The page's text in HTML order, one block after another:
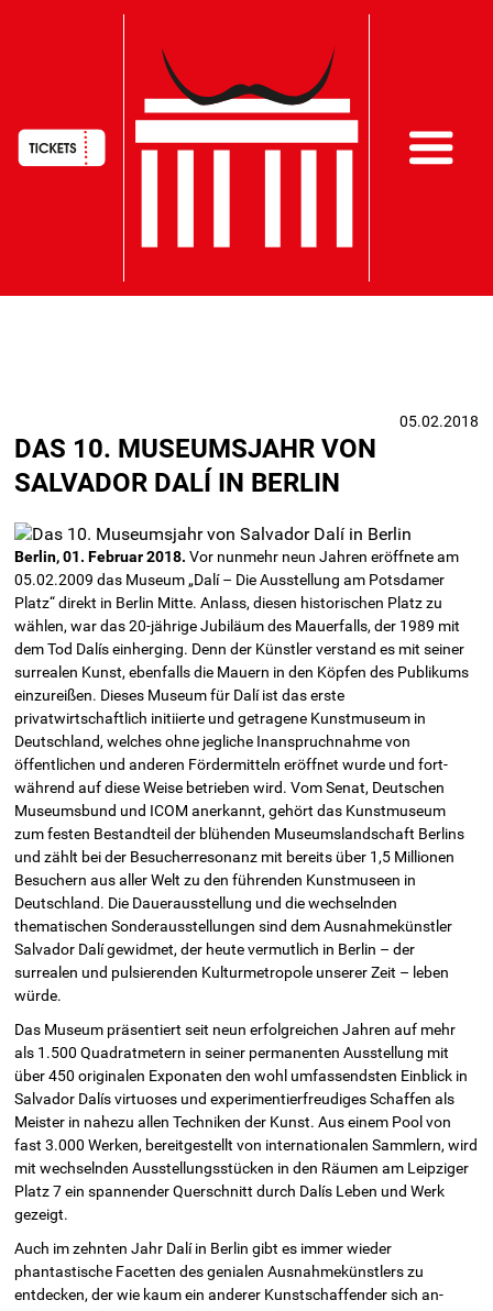
HAUPTNAVIGATION
05.02.2018
DAS 10. MUSEUMSJAHR VON
SALVADOR DALÍ IN BERLIN
Berlin, 01. Februar 2018. Vor nunmehr neun Jahren eröffnete am
05.02.2009 das Museum „Dalí – Die Ausstellung am Potsdamer
Platz“ direkt in Berlin Mitte. Anlass, diesen historischen Platz zu
wählen, war das 20-jährige Jubiläum des Mauerfalls, der 1989 mit
dem Tod Dalís einherging. Denn der Künstler verstand es mit seiner
surrealen Kunst, ebenfalls die Mauern in den Köpfen des Publikums
einzureißen. Dieses Museum für Dalí ist das erste
privatwirtschaftlich initiierte und getragene Kunstmuseum in
Deutschland, welches ohne jegliche Inan­spruch­nahme von
öffentlichen und anderen Fördermitteln eröffnet wurde und fort­
während auf diese Weise betrieben wird. Vom Senat, Deutschen
Museumsbund und ICOM anerkannt, gehört das Kunstmuseum
zum festen Bestandteil der blühenden Museumslandschaft Berlins
und zählt bei der Besucherresonanz mit bereits über 1,5 Millionen
Besuchern aus aller Welt zu den führenden Kunstmuseen in
Deutschland. Die Dauerausstellung und die wechselnden
thematischen Sonderausstellungen sind dem Ausnahmekünstler
Salvador Dalí gewidmet, der heute vermutlich in Berlin – der
surrealen und pulsierenden Kulturmetropole unserer Zeit – leben
würde.
Das Museum präsentiert seit neun erfolgreichen Jahren auf mehr
als 1.500 Quadratmetern in seiner permanenten Ausstellung mit
über 450 originalen Exponaten den wohl umfassendsten Einblick in
Salvador Dalís virtuoses und experimentierfreudiges Schaffen als
Meister in nahezu allen Techniken der Kunst. Aus einem Pool von
fast 3.000 Werken, bereitgestellt von internationalen Sammlern, wird
mit wechselnden Ausstellungsstücken in den Räumen am Leipziger
Platz 7 ein spannender Querschnitt durch Dalís Leben und Werk
gezeigt.
Auch im zehnten Jahr Dalí in Berlin gibt es immer wieder
phantastische Facetten des genialen Ausnahmekünstlers zu
entdecken, der wie kaum ein anderer Kunstschaffender sich an­